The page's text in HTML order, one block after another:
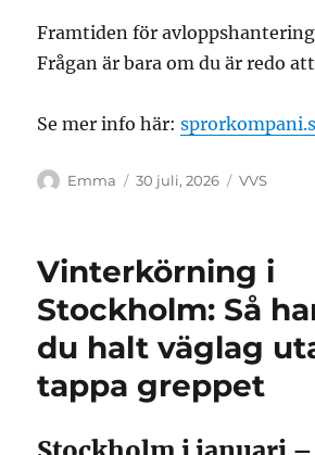
Framtiden för
Frågan är bara om du är redo
Se mer info här:
Författare
Emma
Publicerat
30 juli, 2026 Kategorier
VVS
Vinterkörning i
Stockholm: Så
du halt väglag
tappa greppet